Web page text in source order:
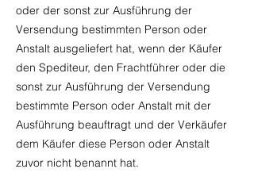
oder der sonst zur Ausführung der
Versendung bestimmten Person oder
Anstalt ausgeliefert hat, wenn der Käufer
den Spediteur, den Frachtführer oder die
sonst zur Ausführung der Versendung
bestimmte Person oder Anstalt mit der
Ausführung beauftragt und der Verkäufer
dem Käufer diese Person oder Anstalt
zuvor nicht benannt hat.